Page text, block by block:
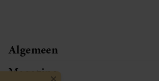
Algemeen
Magazine